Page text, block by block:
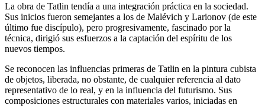
La obra de Tatlin tendía a una integración práctica en la sociedad.
Sus inicios fueron semejantes a los de Malévich y Larionov (de este
último fue discípulo), pero progresivamente, fascinado por la
técnica, dirigió sus esfuerzos a la captación del espíritu de los
nuevos tiempos.
Se reconocen las influencias primeras de Tatlin en la pintura cubista
de objetos, liberada, no obstante, de cualquier referencia al dato
representativo de lo real, y en la influencia del futurismo. Sus
composiciones estructurales con materiales varios, iniciadas en